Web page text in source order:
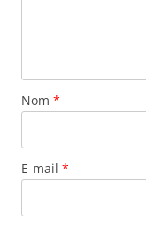
Nom *
E-mail *